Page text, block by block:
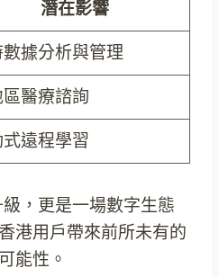
潛在影響
數據分析與管理
醫療諮詢
遠程學習
，更是一場數字生態
港用戶帶來前所未有的
能性。